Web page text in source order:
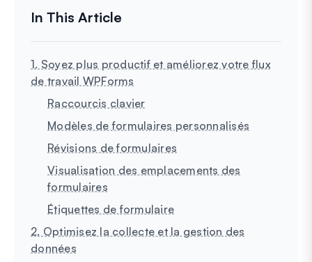
1. Soyez plus productif et améliorez votre flux
de travail WPForms
Raccourcis clavier
Modèles de formulaires personnalisés
Révisions de formulaires
Visualisation des emplacements des
formulaires
Étiquettes de formulaire
2. Optimisez la collecte et la gestion des
données